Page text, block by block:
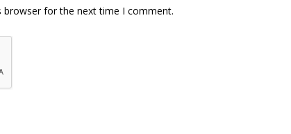
browser for the next time I comment.